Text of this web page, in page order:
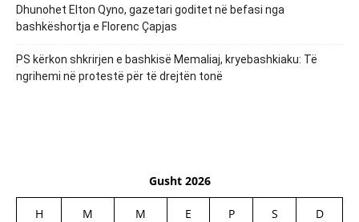
Dhunohet Elton Qyno, gazetari goditet në befasi nga
bashkëshortja e Florenc Çapjas
PS kërkon shkrirjen e bashkisë Memaliaj, kryebashkiaku: Të
ngrihemi në protestë për të drejtën tonë
Gusht 2026
H M M E P S D